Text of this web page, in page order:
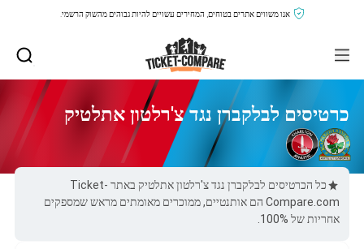
אנו משווים אתרים בטוחים, המחירים עשויים להיות גבוהים מהשוק הרשמי.
כרטיסים לבלקברן נגד צ'רלטון אתלטיק
כל הכרטיסים לבלקברן נגד צ'רלטון אתלטיק באתר Ticket-
Compare.com הם אותנטיים, ממוכרים מאומתים מראש שמספקים
אחריות של 100%.